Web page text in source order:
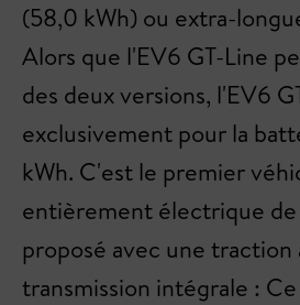
(58,0 kWh) ou extra-
Alors que l'EV6 GT-Line
des deux versions, l'EV6
exclusivement pour la
kWh. C'est le premier
entièrement électrique de
proposé avec une
transmission intégrale :